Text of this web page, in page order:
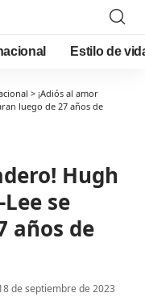
Estilo de
> ¡Adiós al amor
luego de 27 años de
Hugh
se
años de
de septiembre de 2023